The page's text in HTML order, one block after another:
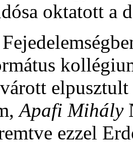
oktatott a
Apafi Mihály
ezzel